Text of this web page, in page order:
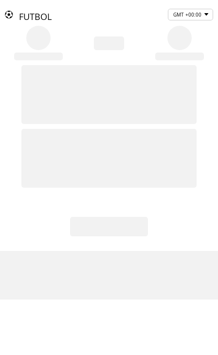
FUTBOL GMT +00:00